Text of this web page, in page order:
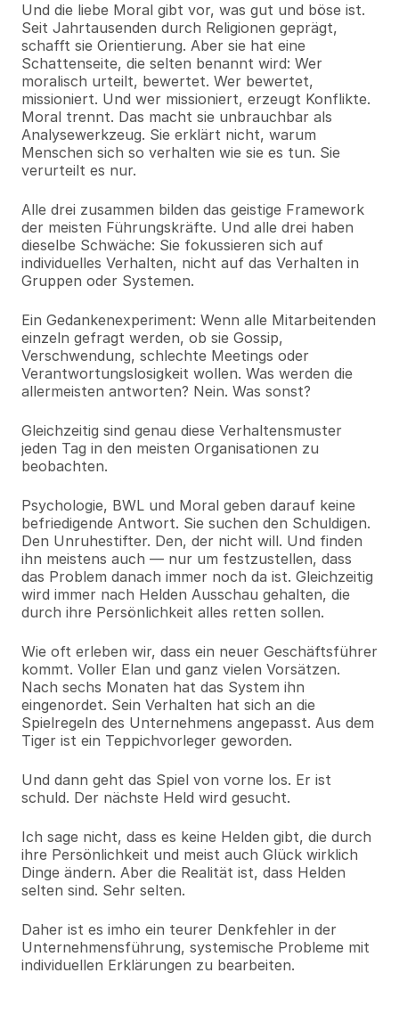
Und die liebe Moral gibt vor, was gut und böse ist.
Seit Jahrtausenden durch Religionen geprägt,
schafft sie Orientierung. Aber sie hat eine
Schattenseite, die selten benannt wird: Wer
moralisch urteilt, bewertet. Wer bewertet,
missioniert. Und wer missioniert, erzeugt Konflikte.
Moral trennt. Das macht sie unbrauchbar als
Analysewerkzeug. Sie erklärt nicht, warum
Menschen sich so verhalten wie sie es tun. Sie
verurteilt es nur.
Alle drei zusammen bilden das geistige Framework
der meisten Führungskräfte. Und alle drei haben
dieselbe Schwäche: Sie fokussieren sich auf
individuelles Verhalten, nicht auf das Verhalten in
Gruppen oder Systemen.
Ein Gedankenexperiment: Wenn alle Mitarbeitenden
einzeln gefragt werden, ob sie Gossip,
Verschwendung, schlechte Meetings oder
Verantwortungslosigkeit wollen. Was werden die
allermeisten antworten? Nein. Was sonst?
Gleichzeitig sind genau diese Verhaltensmuster
jeden Tag in den meisten Organisationen zu
beobachten.
Psychologie, BWL und Moral geben darauf keine
befriedigende Antwort. Sie suchen den Schuldigen.
Den Unruhestifter. Den, der nicht will. Und finden
ihn meistens auch — nur um festzustellen, dass
das Problem danach immer noch da ist. Gleichzeitig
wird immer nach Helden Ausschau gehalten, die
durch ihre Persönlichkeit alles retten sollen.
Wie oft erleben wir, dass ein neuer Geschäftsführer
kommt. Voller Elan und ganz vielen Vorsätzen.
Nach sechs Monaten hat das System ihn
eingenordet. Sein Verhalten hat sich an die
Spielregeln des Unternehmens angepasst. Aus dem
Tiger ist ein Teppichvorleger geworden.
Und dann geht das Spiel von vorne los. Er ist
schuld. Der nächste Held wird gesucht.
Ich sage nicht, dass es keine Helden gibt, die durch
ihre Persönlichkeit und meist auch Glück wirklich
Dinge ändern. Aber die Realität ist, dass Helden
selten sind. Sehr selten.
Daher ist es imho ein teurer Denkfehler in der
Unternehmensführung, systemische Probleme mit
individuellen Erklärungen zu bearbeiten.